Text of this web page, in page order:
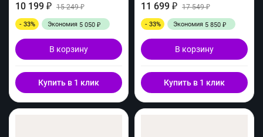
10 199 ₽ 15 249₽
- 33% Экономия 5 050 ₽
В корзину
Купить в 1 клик
11 699 ₽ 17 549₽
- 33% Экономия 5 850 ₽
В корзину
Купить в 1 клик